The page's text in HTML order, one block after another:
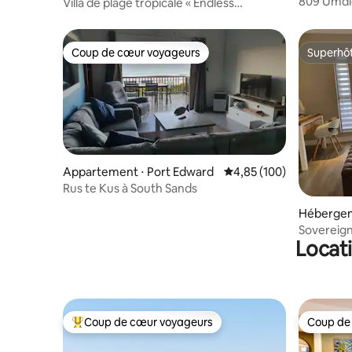
Coup de cœur voyageurs
Coup de cœur voyageurs
Appartement ⋅ Port Edward Évaluation moyenne
4,85 (100)
Rus te Kus à South Sands
Coups de cœur voyageurs les plus appréciés
Coup de cœur voyageurs Coup
Coup